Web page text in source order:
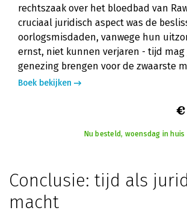
rechtszaak over het bloedbad van
cruciaal juridisch aspect was de
oorlogsmisdaden, vanwege hun
ernst, niet kunnen verjaren - tijd mag
genezing brengen voor de zwaarste
Boek bekijken
€
Nu besteld, woensdag in
Conclusie: tijd als
macht